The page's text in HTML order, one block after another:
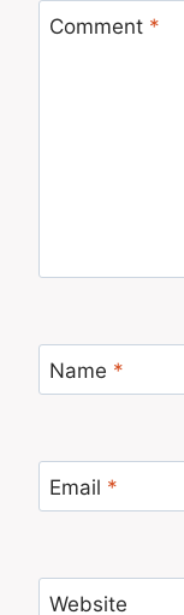
Comment *
Name *
Email *
Website